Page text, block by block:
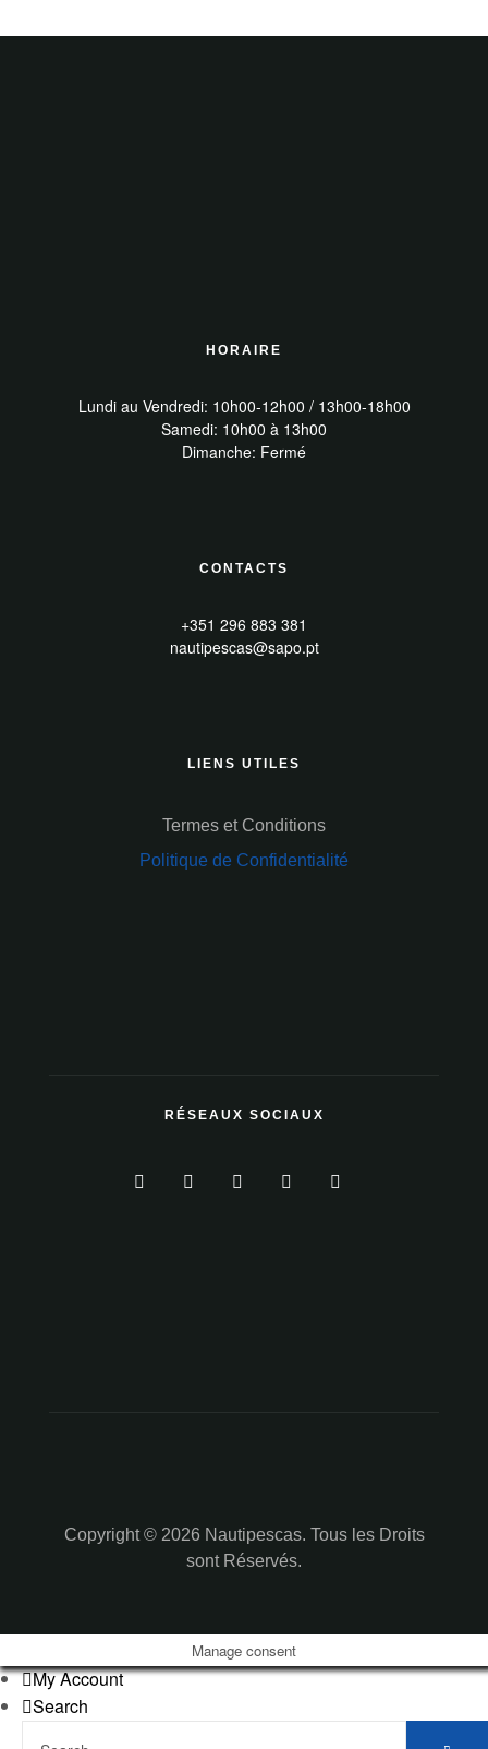
HORAIRE
Lundi au Vendredi: 10h00-12h00 / 13h00-18h00
Samedi: 10h00 à 13h00
Dimanche: Fermé
CONTACTS
+351 296 883 381
nautipescas@sapo.pt
LIENS UTILES
Termes et Conditions
Politique de Confidentialité
RÉSEAUX SOCIAUX
Copyright © 2026 Nautipescas. Tous les Droits
sont Réservés.
Manage consent
My Account
Search